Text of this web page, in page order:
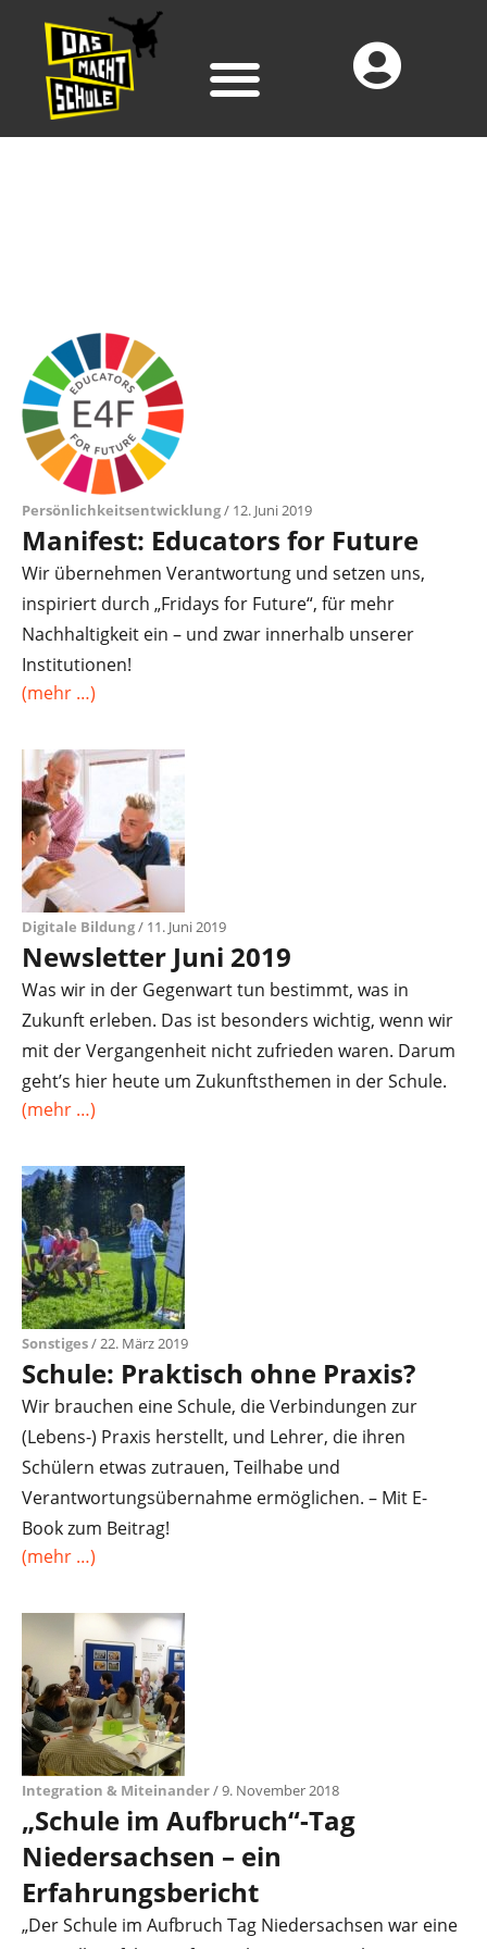
Persönlichkeitsentwicklung/ 12. Juni 2019
Manifest: Educators for Future
Wir übernehmen Verantwortung und setzen uns,
inspiriert durch „Fridays for Future“, für mehr
Nachhaltigkeit ein – und zwar innerhalb unserer
Institutionen!
(mehr …)
Digitale Bildung/ 11. Juni 2019
Newsletter Juni 2019
Was wir in der Gegenwart tun bestimmt, was in
Zukunft erleben. Das ist besonders wichtig, wenn wir
mit der Vergangenheit nicht zufrieden waren. Darum
geht’s hier heute um Zukunftsthemen in der Schule.
(mehr …)
Sonstiges/ 22. März 2019
Schule: Praktisch ohne Praxis?
Wir brauchen eine Schule, die Verbindungen zur
(Lebens-) Praxis herstellt, und Lehrer, die ihren
Schülern etwas zutrauen, Teilhabe und
Verantwortungsübernahme ermöglichen. – Mit E-
Book zum Beitrag!
(mehr …)
Integration & Miteinander/ 9. November 2018
„Schule im Aufbruch“-Tag
Niedersachsen – ein
Erfahrungsbericht
„Der Schule im Aufbruch Tag Niedersachsen war eine